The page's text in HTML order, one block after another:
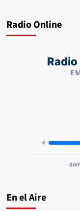
Radio Online
En el Aire